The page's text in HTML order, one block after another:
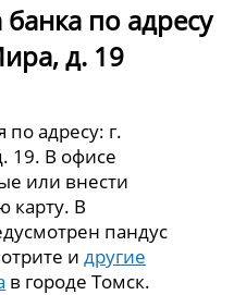
по адресу
д. 19
адресу: г.
19. В офисе
или внести
карту. В
пандус
идругие
в городе Томск.